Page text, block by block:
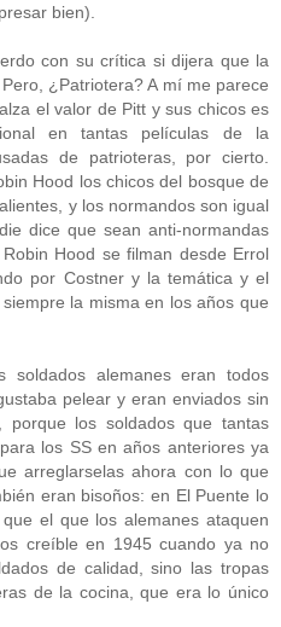
bien).
con su crítica si dijera que la
¿Patriotera? A mí me parece
el valor de Pitt y sus chicos es
en tantas películas de la
de patrioteras, por cierto.
Hood los chicos del bosque de
y los normandos son igual
dice que sean anti-normandas
Hood se filman desde Errol
por Costner y la temática y el
la misma en los años que
soldados alemanes eran todos
pelear y eran enviados sin
porque los soldados que tantas
los SS en años anteriores ya
arreglarselas ahora con lo que
eran bisoños: en El Puente lo
el que los alemanes ataquen
creíble en 1945 cuando ya no
de calidad, sino las tropas
de la cocina, que era lo único